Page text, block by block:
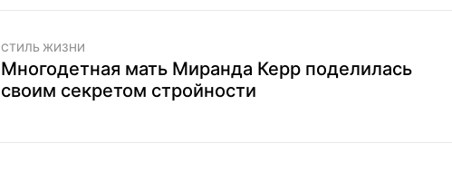
СТИЛЬ ЖИЗНИ
Многодетная мать Миранда Керр поделилась
своим секретом стройности